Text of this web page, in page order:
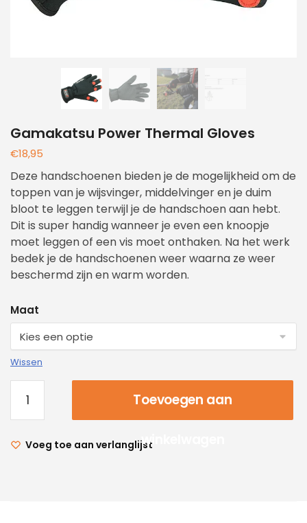
Gamakatsu Power Thermal Gloves
€18,95
Deze handschoenen bieden je de mogelijkheid om de
toppen van je wijsvinger, middelvinger en je duim
bloot te leggen terwijl je de handschoen aan hebt.
Dit is super handig wanneer je even een knoopje
moet leggen of een vis moet onthaken. Na het werk
bedek je de handschoenen weer waarna ze weer
beschermd zijn en warm worden.
Maat
Wissen
Toevoegen aan
winkelwagen
Voeg toe aan verlanglijst